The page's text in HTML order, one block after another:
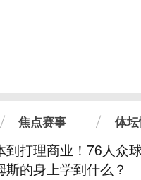
焦点赛事 体
到打理商业！76人众
斯的身上学到什么？